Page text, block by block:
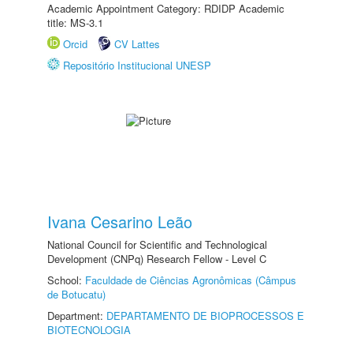
Academic Appointment Category: RDIDP Academic
title: MS-3.1
Orcid
CV Lattes
Repositório Institucional UNESP
Ivana Cesarino Leão
National Council for Scientific and Technological
Development (CNPq) Research Fellow - Level C
School: Faculdade de Ciências Agronômicas (Câmpus
de Botucatu)
Department: DEPARTAMENTO DE BIOPROCESSOS E
BIOTECNOLOGIA